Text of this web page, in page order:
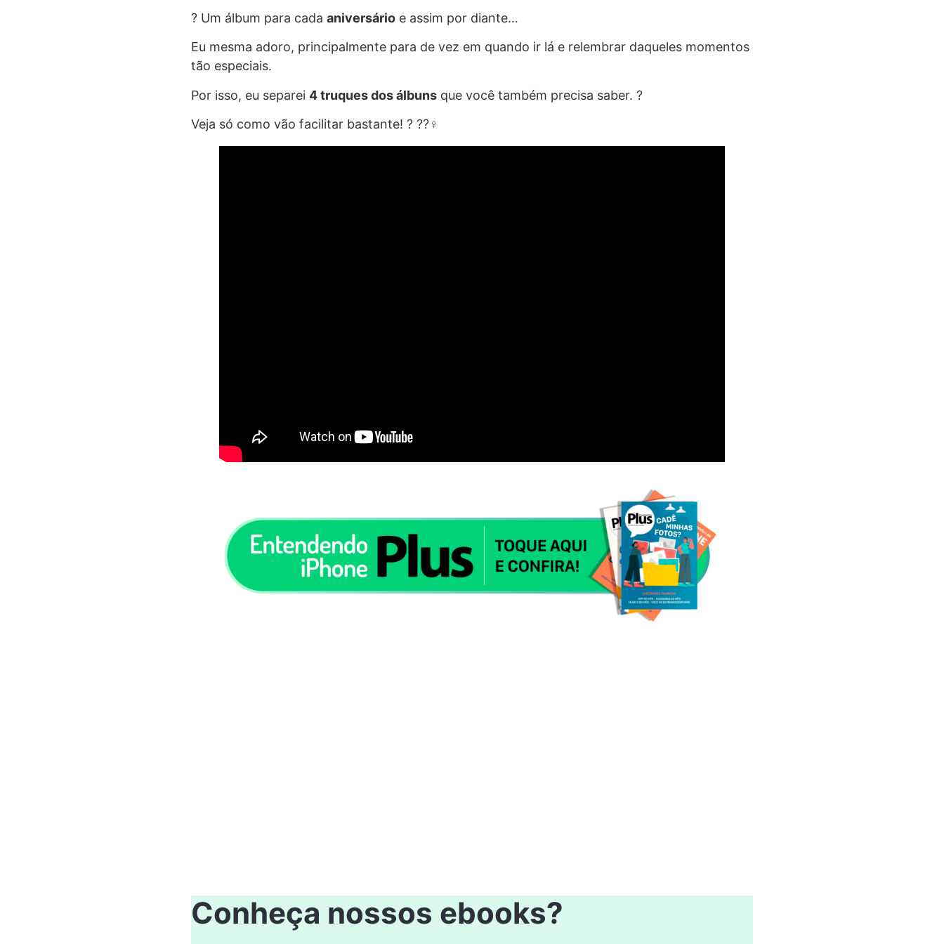
? Um álbum para cada aniversário e assim por diante…
Eu mesma adoro, principalmente para de vez em quando ir lá e relembrar daqueles momentos
tão especiais.
Por isso, eu separei 4 truques dos álbuns que você também precisa saber. ?
Veja só como vão facilitar bastante! ? ??‍♀️
Conheça nossos ebooks?